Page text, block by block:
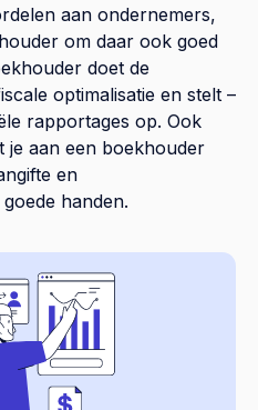
aan ondernemers,
om daar ook goed
doet de
optimalisatie en stelt –
rapportages op. Ook
je aan een boekhouder
en
handen.